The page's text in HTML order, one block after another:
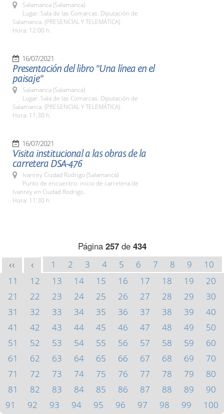
Salamanca (Salamanca)
Lugar: Sala de las Comarcas. Diputación de
Salamanca. (PRESENCIAL Y TELEMÁTICA)
Hora: 12:00 h.
16/07/2021
Presentación del libro "Una línea en el
paisaje"
Salamanca (Salamanca)
Lugar: Sala de las Comarcas. Diputación de
Salamanca. (PRESENCIAL Y TELEMÁTICA)
Hora: 11:30 h.
16/07/2021
Visita institucional a las obras de la
carretera DSA-476
Ivanrey Ciudad Rodrigo (Salamanca)
Punto de encuentro: inicio de carretera de
Ivanrey en Ciudad Rodrigo.
Hora: 11:30 h.
Página 257de 434
<< < 1 2 3 4 5 6 7 8 9
10
11
12 13 14 15 16 17 18 19
20
21
22 23 24 25 26 27 28 29
30
31
32 33 34 35 36 37 38 39
40
41
42 43 44 45 46 47 48 49
50
51
52 53 54 55 56 57 58 59
60
61
62 63 64 65 66 67 68 69
70
71
72 73 74 75 76 77 78 79
80
81
82 83 84 85 86 87 88 89
90
91
92 93 94 95 96 97 98 99
100